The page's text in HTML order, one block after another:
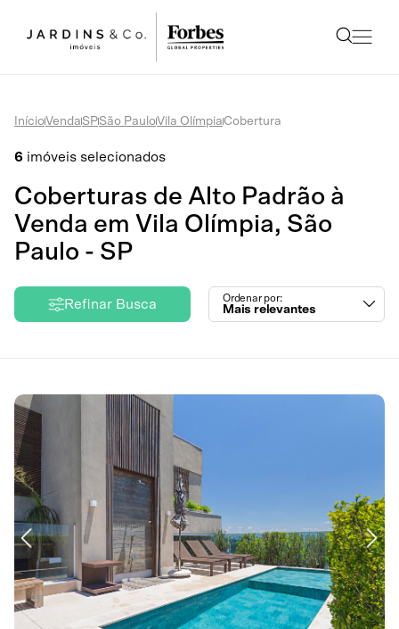
InícioVenda SPSão PauloVila OlímpiaCobertura
6 imóveis selecionados
Coberturas de Alto Padrão à
Venda em Vila Olímpia, São
Paulo - SP
Refinar Busca Ordenar por:
Mais relevantes